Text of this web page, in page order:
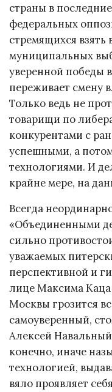
страны в
федеральных
стремящихся взять
муниципальных
уверенной победы
переживает смену
Только ведь не
товарищи по
конкурентами с
успешными, а
технологиями. И
крайне мере, на
Всегда
«Объединенными
сильно
уважаемых
перспективной и
лице Максима
Москвы грозится
самоуверенный,
Алексей
конечно, иначе
технологией,
вяло проявляет